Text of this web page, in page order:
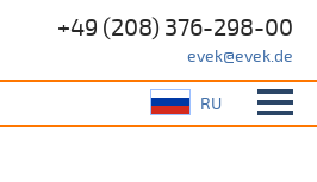
+49 (208) 376-298-00
evek@evek.de
RU